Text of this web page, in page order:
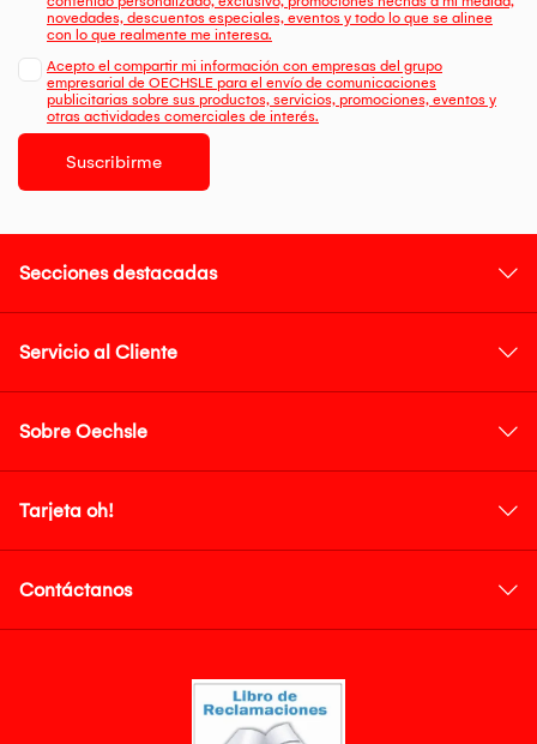
novedades, descuentos especiales, eventos y todo lo que se alinee
con lo que realmente me interesa.
Acepto el compartir mi información con empresas del grupo
empresarial de OECHSLE para el envío de comunicaciones
publicitarias sobre sus productos, servicios, promociones, eventos y
otras actividades comerciales de interés.
Suscribirme
Secciones destacadas
Servicio al Cliente
Sobre Oechsle
Tarjeta oh!
Contáctanos